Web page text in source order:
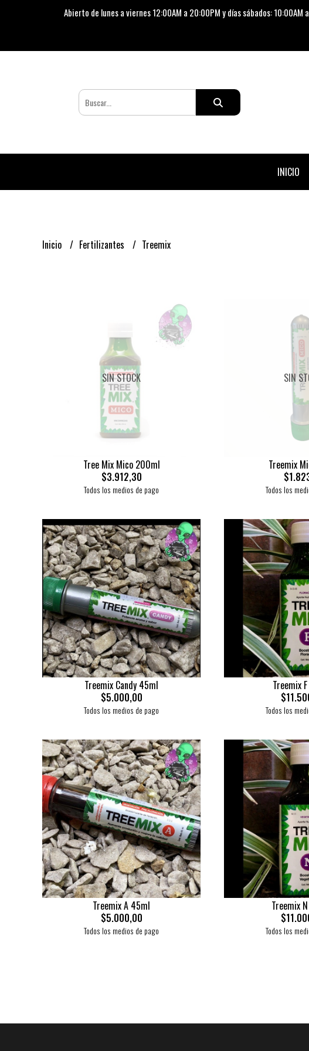
Abierto de lunes a viernes 12:00AM a 20:00PM y días sábados:
INICIO
Inicio Fertilizantes Treemix
SIN STOCK
Tree Mix Mico 200ml
$3.912,30
Todos los medios de pago
SIN
Treemix
Todos los
Treemix Candy 45ml
$5.000,00
Todos los medios de pago
Treemix
Todos los
Treemix A 45ml
$5.000,00
Todos los medios de pago
Treemix
Todos los